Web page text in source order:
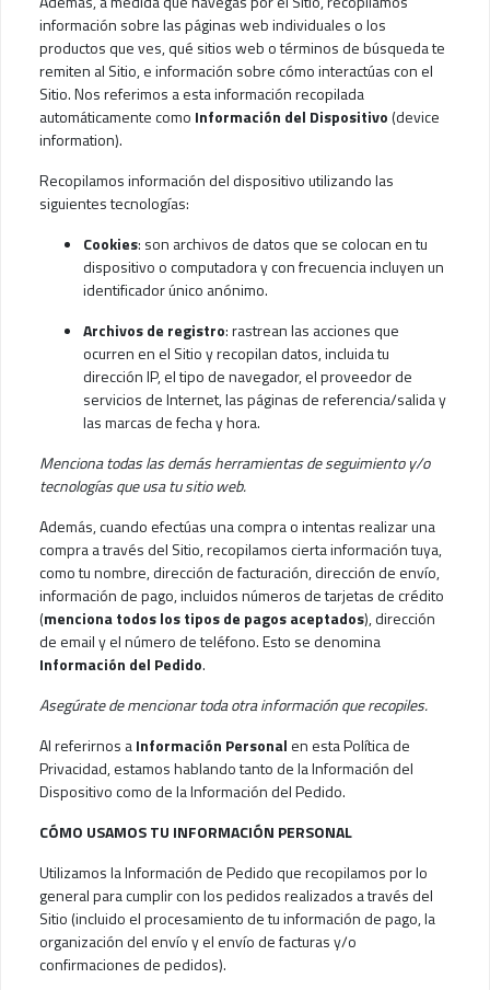
información sobre las páginas web individuales o los
productos que ves, qué sitios web o términos de búsqueda te
remiten al Sitio, e información sobre cómo interactúas con el
Sitio. Nos referimos a esta información recopilada
automáticamente como Información del Dispositivo (device
information).
Recopilamos información del dispositivo utilizando las
siguientes tecnologías:
Cookies: son archivos de datos que se colocan en tu
dispositivo o computadora y con frecuencia incluyen un
identificador único anónimo.
Archivos de registro: rastrean las acciones que
ocurren en el Sitio y recopilan datos, incluida tu
dirección IP, el tipo de navegador, el proveedor de
servicios de Internet, las páginas de referencia/salida y
las marcas de fecha y hora.
Menciona todas las demás herramientas de seguimiento y/o
tecnologías que usa tu sitio web.
Además, cuando efectúas una compra o intentas realizar una
compra a través del Sitio, recopilamos cierta información tuya,
como tu nombre, dirección de facturación, dirección de envío,
información de pago, incluidos números de tarjetas de crédito
(menciona todos los tipos de pagos aceptados), dirección
de email y el número de teléfono. Esto se denomina
Información del Pedido.
Asegúrate de mencionar toda otra información que recopiles.
Al referirnos aInformación Personal en esta Política de
Privacidad, estamos hablando tanto de la Información del
Dispositivo como de la Información del Pedido.
CÓMO USAMOS TU INFORMACIÓN PERSONAL
Utilizamos la Información de Pedido que recopilamos por lo
general para cumplir con los pedidos realizados a través del
Sitio (incluido el procesamiento de tu información de pago, la
organización del envío y el envío de facturas y/o
confirmaciones de pedidos).